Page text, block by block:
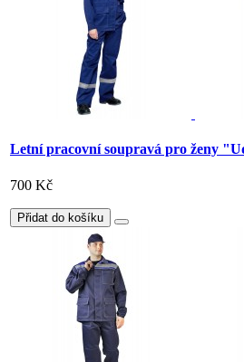
Letní pracovní soupravá pro ženy
700 Kč
Přidat do košíku